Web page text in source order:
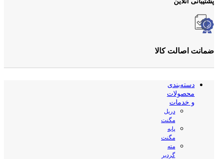
ضمانت اصالت کالا
دسته‌بندی
محصولات
و خدمات
دریل
مگنت
پایه
مگنت
مته
گردبر